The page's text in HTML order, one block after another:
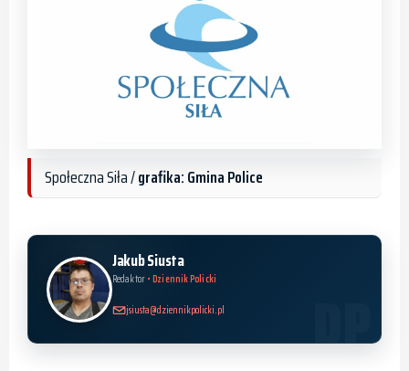
Społeczna Siła /grafika: Gmina Police
Jakub Siusta
Redaktor• Dziennik Policki
jsiusta@dziennikpolicki.pl